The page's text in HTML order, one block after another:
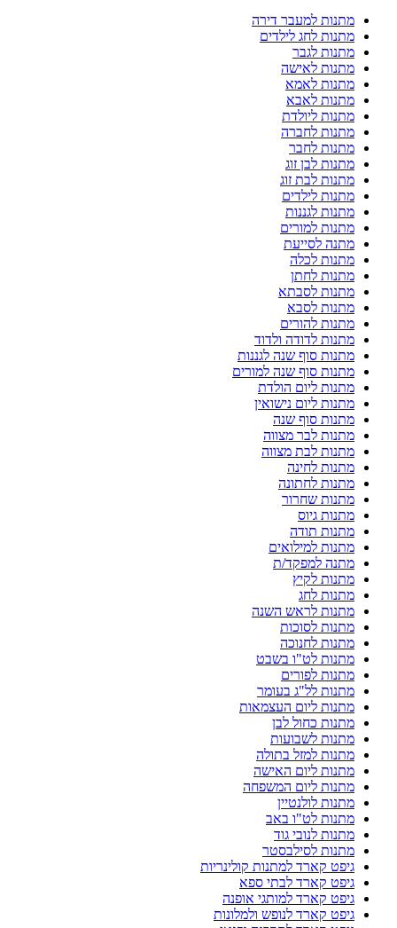
מתנות למעבר דירה
מתנות לחג לילדים
מתנות לגבר
מתנות לאישה
מתנות לאמא
מתנות לאבא
מתנות ליולדת
מתנות לחברה
מתנות לחבר
מתנות לבן זוג
מתנות לבת זוג
מתנות לילדים
מתנות לגננות
מתנות למורים
מתנה לסייעת
מתנות לכלה
מתנות לחתן
מתנות לסבתא
מתנות לסבא
מתנות להורים
מתנות לדודה ולדוד
מתנות סוף שנה לגננות
מתנות סוף שנה למורים
מתנות ליום הולדת
מתנות ליום נישואין
מתנות סוף שנה
מתנות לבר מצווה
מתנות לבת מצווה
מתנות לחינה
מתנות לחתונה
מתנות שחרור
מתנות גיוס
מתנות תודה
מתנות למילואים
מתנה למפקד/ת
מתנות לקיץ
מתנות לחג
מתנות לראש השנה
מתנות לסוכות
מתנות לחנוכה
מתנות לט"ו בשבט
מתנות לפורים
מתנות לל"ג בעומר
מתנות ליום העצמאות
מתנות כחול לבן
מתנות לשבועות
מתנות למזל בתולה
מתנות ליום האישה
מתנות ליום המשפחה
מתנות לולנטיין
מתנות לט"ו באב
מתנות לנובי גוד
מתנות לסילבסטר
גיפט קארד למתנות קולינריות
גיפט קארד לבתי ספא
גיפט קארד למותגי אופנה
גיפט קארד לנופש ולמלונות